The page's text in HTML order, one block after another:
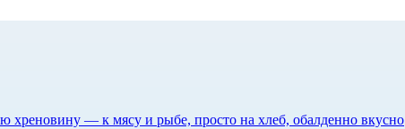
хреновину — к мясу и рыбе, просто на хлеб, обалденно вкусно